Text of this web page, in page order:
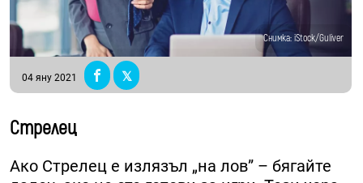
Снимка: iStock/Guliver
04 яну 2021
Стрелец
Ако Стрелец е излязъл „на лов” – бягайте